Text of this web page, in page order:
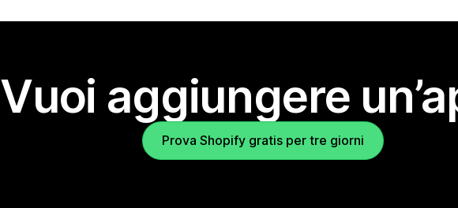
Vuoi aggiungere
Prova Shopify gratis per tre giorni